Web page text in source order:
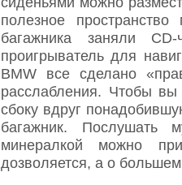
полезное
багажника заняли
проигрыватель для
BMW все сделано
расслабления. Чтобы вы
сбоку вдруг
багажник.
минералкой можно
дозволяется, а о